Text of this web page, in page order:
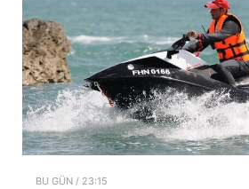
BU GÜN / 23:15